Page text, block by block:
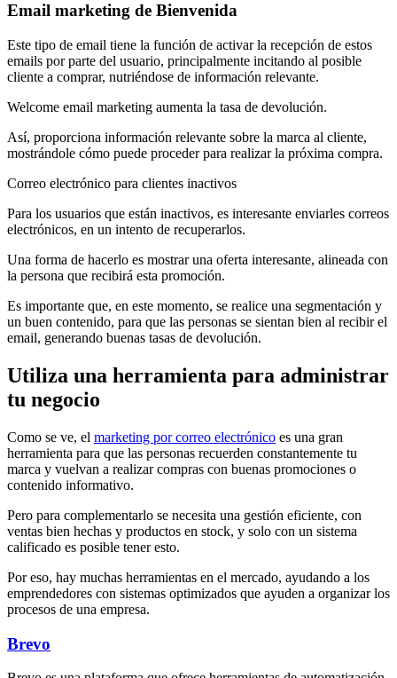
Email marketing de Bienvenida
Este tipo de email tiene la función de activar la recepción de estos
emails por parte del usuario, principalmente incitando al posible
cliente a comprar, nutriéndose de información relevante.
Welcome email marketing aumenta la tasa de devolución.
Así, proporciona información relevante sobre la marca al cliente,
mostrándole cómo puede proceder para realizar la próxima compra.
Correo electrónico para clientes inactivos
Para los usuarios que están inactivos, es interesante enviarles correos
electrónicos, en un intento de recuperarlos.
Una forma de hacerlo es mostrar una oferta interesante, alineada con
la persona que recibirá esta promoción.
Es importante que, en este momento, se realice una segmentación y
un buen contenido, para que las personas se sientan bien al recibir el
email, generando buenas tasas de devolución.
Utiliza una herramienta para administrar
tu negocio
Como se ve, el marketing por correo electrónico es una gran
herramienta para que las personas recuerden constantemente tu
marca y vuelvan a realizar compras con buenas promociones o
contenido informativo.
Pero para complementarlo se necesita una gestión eficiente, con
ventas bien hechas y productos en stock, y solo con un sistema
calificado es posible tener esto.
Por eso, hay muchas herramientas en el mercado, ayudando a los
emprendedores con sistemas optimizados que ayuden a organizar los
procesos de una empresa.
Brevo